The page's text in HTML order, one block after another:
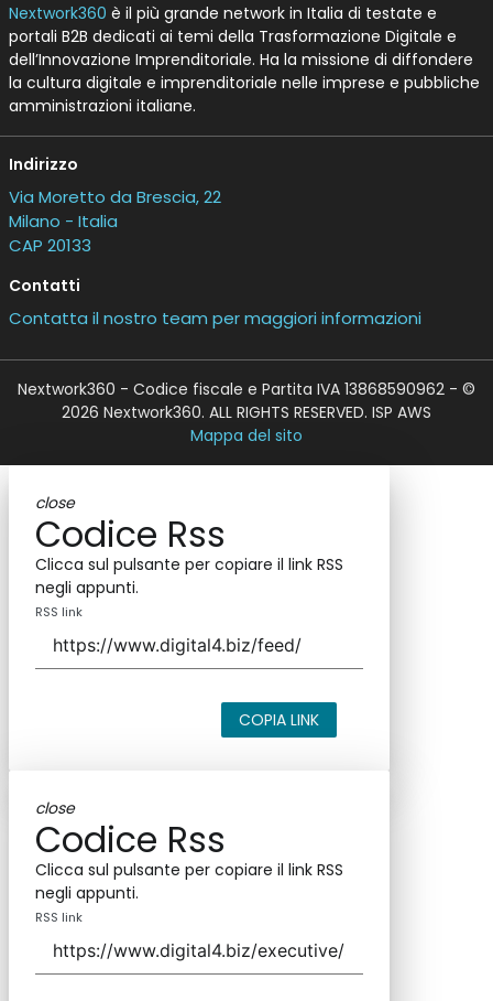
Nextwork360 è il più grande network in Italia di testate e
portali B2B dedicati ai temi della Trasformazione Digitale e
dell’Innovazione Imprenditoriale. Ha la missione di diffondere
la cultura digitale e imprenditoriale nelle imprese e pubbliche
amministrazioni italiane.
Indirizzo
Via Moretto da Brescia, 22
Milano - Italia
CAP 20133
Contatti
Contatta il nostro team per maggiori informazioni
Nextwork360 - Codice fiscale e Partita IVA 13868590962 - ©
2026 Nextwork360. ALL RIGHTS RESERVED. ISP AWS
Mappa del sito
close
Codice Rss
Clicca sul pulsante per copiare il link RSS
negli appunti.
RSS link
COPIA LINK
close
Codice Rss
Clicca sul pulsante per copiare il link RSS
negli appunti.
RSS link